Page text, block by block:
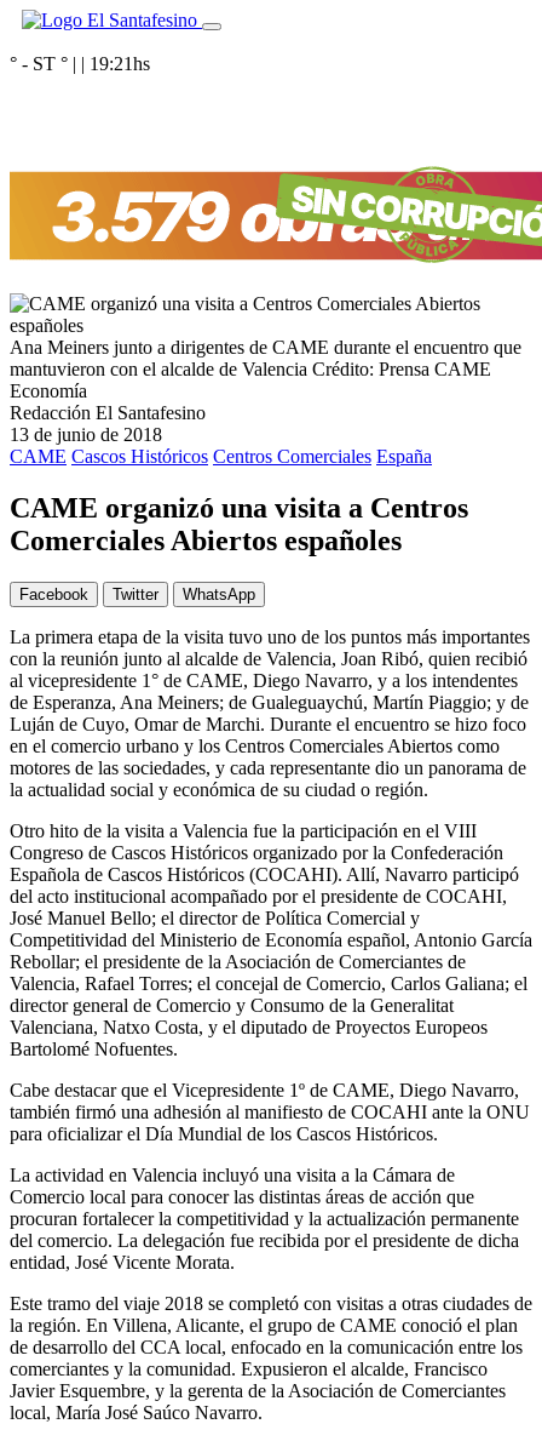
° - ST ° | | 19:21hs
Ana Meiners junto a dirigentes de CAME durante el encuentro que
mantuvieron con el alcalde de Valencia Crédito: Prensa CAME
Economía
Redacción El Santafesino
13 de junio de 2018
CAME Cascos Históricos Centros Comerciales España
CAME organizó una visita a Centros
Comerciales Abiertos españoles
Facebook Twitter WhatsApp
La primera etapa de la visita tuvo uno de los puntos más importantes
con la reunión junto al alcalde de Valencia, Joan Ribó, quien recibió
al vicepresidente 1° de CAME, Diego Navarro, y a los intendentes
de Esperanza, Ana Meiners; de Gualeguaychú, Martín Piaggio; y de
Luján de Cuyo, Omar de Marchi. Durante el encuentro se hizo foco
en el comercio urbano y los Centros Comerciales Abiertos como
motores de las sociedades, y cada representante dio un panorama de
la actualidad social y económica de su ciudad o región.
Otro hito de la visita a Valencia fue la participación en el VIII
Congreso de Cascos Históricos organizado por la Confederación
Española de Cascos Históricos (COCAHI). Allí, Navarro participó
del acto institucional acompañado por el presidente de COCAHI,
José Manuel Bello; el director de Política Comercial y
Competitividad del Ministerio de Economía español, Antonio García
Rebollar; el presidente de la Asociación de Comerciantes de
Valencia, Rafael Torres; el concejal de Comercio, Carlos Galiana; el
director general de Comercio y Consumo de la Generalitat
Valenciana, Natxo Costa, y el diputado de Proyectos Europeos
Bartolomé Nofuentes.
Cabe destacar que el Vicepresidente 1º de CAME, Diego Navarro,
también firmó una adhesión al manifiesto de COCAHI ante la ONU
para oficializar el Día Mundial de los Cascos Históricos.
La actividad en Valencia incluyó una visita a la Cámara de
Comercio local para conocer las distintas áreas de acción que
procuran fortalecer la competitividad y la actualización permanente
del comercio. La delegación fue recibida por el presidente de dicha
entidad, José Vicente Morata.
Este tramo del viaje 2018 se completó con visitas a otras ciudades de
la región. En Villena, Alicante, el grupo de CAME conoció el plan
de desarrollo del CCA local, enfocado en la comunicación entre los
comerciantes y la comunidad. Expusieron el alcalde, Francisco
Javier Esquembre, y la gerenta de la Asociación de Comerciantes
local, María José Saúco Navarro.